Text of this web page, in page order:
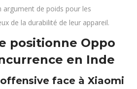
argument de poids pour les
de la durabilité de leur appareil.
positionne Oppo
en Inde
face à Xiaomi